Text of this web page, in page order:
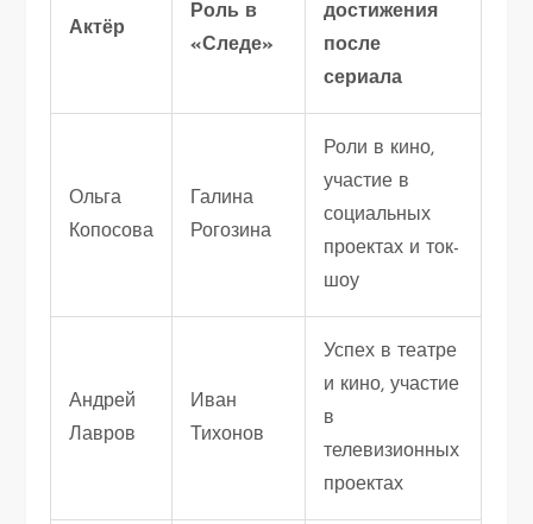
Актёр
Роль в
«Следе»
достижения
после
сериала
Ольга
Копосова
Галина
Рогозина
Роли в кино,
участие в
социальных
проектах и ток-
шоу
Андрей
Лавров
Иван
Тихонов
Успех в театре
и кино, участие
в
телевизионных
проектах